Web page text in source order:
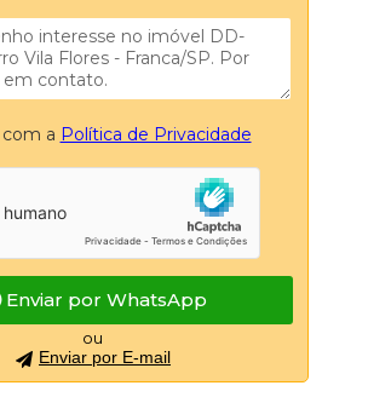
a Política de Privacidade
Enviar por WhatsApp
ou
Enviar por E-mail